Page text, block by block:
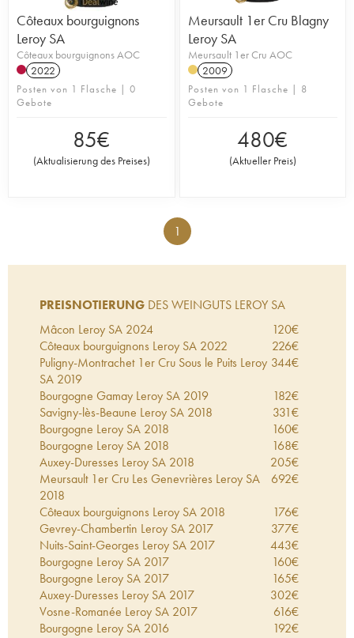
Côteaux bourguignons
Leroy SA
Côteaux bourguignons AOC
2022
Posten von 1 Flasche | 0
Gebote
85€
(Aktualisierung des Preises)
Meursault 1er Cru Blagny
Leroy SA
Meursault 1er Cru AOC
2009
Posten von 1 Flasche | 8
Gebote
480€
(Aktueller Preis)
1
PREISNOTIERUNG DES WEINGUTS LEROY SA
Mâcon Leroy SA 2024 120€
Côteaux bourguignons Leroy SA 2022 226€
Puligny-Montrachet 1er Cru Sous le Puits Leroy
SA 2019
344€
Bourgogne Gamay Leroy SA 2019 182€
Savigny-lès-Beaune Leroy SA 2018 331€
Bourgogne Leroy SA 2018 160€
Bourgogne Leroy SA 2018 168€
Auxey-Duresses Leroy SA 2018 205€
Meursault 1er Cru Les Genevrières Leroy SA
2018
692€
Côteaux bourguignons Leroy SA 2018 176€
Gevrey-Chambertin Leroy SA 2017 377€
Nuits-Saint-Georges Leroy SA 2017 443€
Bourgogne Leroy SA 2017 160€
Bourgogne Leroy SA 2017 165€
Auxey-Duresses Leroy SA 2017 302€
Vosne-Romanée Leroy SA 2017 616€
Bourgogne Leroy SA 2016 192€